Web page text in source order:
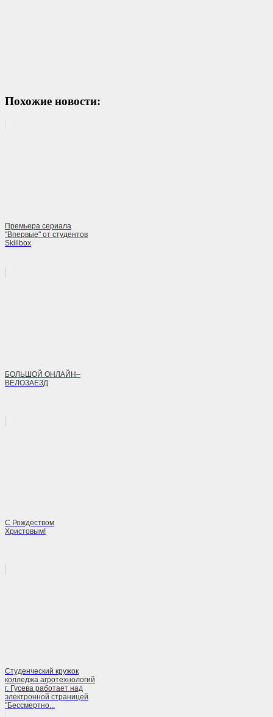
Похожие новости:
Премьера сериала
"Впервые" от студентов
Skillbox
БОЛЬШОЙ ОНЛАЙН–
ВЕЛОЗАЕЗД
С Рождеством
Христовым!
Студенческий кружок
колледжа агротехнологий
г. Гусева работает над
электронной страницей
"Бессмертно...